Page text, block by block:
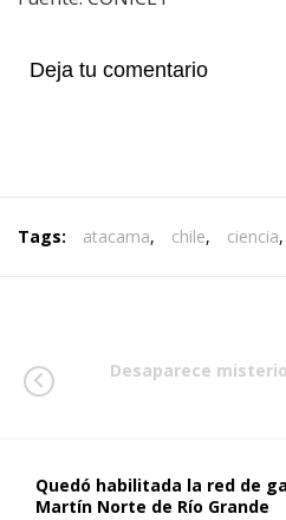
Deja tu comentario
Tags: atacama, chile, ciencia,
Desaparece
Quedó habilitada la red de
Martín Norte de Río Grande